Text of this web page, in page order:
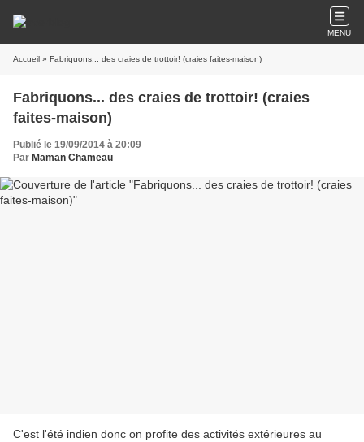
MENU
Accueil » Fabriquons... des craies de trottoir! (craies faites-maison)
Fabriquons... des craies de trottoir! (craies
faites-maison)
Publié le 19/09/2014 à 20:09
Par Maman Chameau
C'est l'été indien donc on profite des activités extérieures au